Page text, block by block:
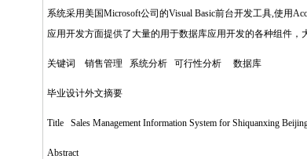
系统采用美国Microsoft公司的Visual Basic前台开发工具,使用
应用开发方面提供了大量的用于数据库应用开发的各种组件，
关键词 销售管理 系统分析 可行性分析 数据库
毕业设计外文摘要
Title Sales Management Information System for
Abstract